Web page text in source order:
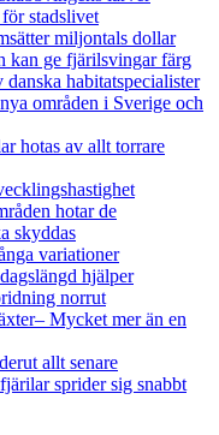
stadslivet
miljontals dollar
kan ge fjärilsvingar färg
habitatspecialister
områden i Sverige och
hotas av allt torrare
hotar de
skyddas
variationer
hjälper
norrut
Mycket mer än en
allt senare
sprider sig snabbt